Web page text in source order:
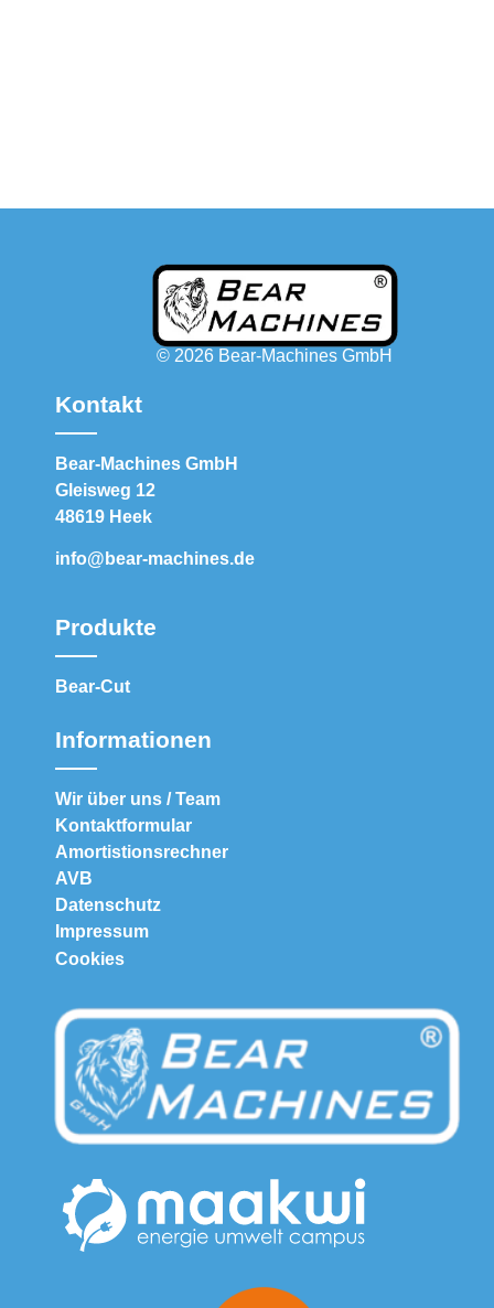
© 2026 Bear-Machines GmbH
Kontakt
Bear-Machines GmbH
Gleisweg 12
48619 Heek
info@bear-machines.de
Produkte
Bear-Cut
Informationen
Wir über uns / Team
Kontaktformular
Amortistionsrechner
AVB
Datenschutz
Impressum
Cookies